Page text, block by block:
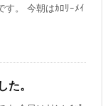
。 今朝はｶﾛﾘｰﾒｲ
。